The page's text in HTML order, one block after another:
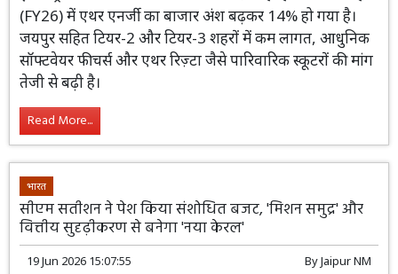
इन्फ्रास्ट्रक्चर से राजस्थान में मोबिलिटी बदल रही है। चौथी तिमाही
(FY26) में एथर एनर्जी का बाजार अंश बढ़कर 14% हो गया है।
जयपुर सहित टियर-2 और टियर-3 शहरों में कम लागत, आधुनिक
सॉफ्टवेयर फीचर्स और एथर रिज़्टा जैसे पारिवारिक स्कूटरों की मांग
तेजी से बढ़ी है।
Read More...
भारत
सीएम सतीशन ने पेश किया संशोधित बजट, 'मिशन समुद्र' और
वित्तीय सुदृढ़ीकरण से बनेगा 'नया केरल'